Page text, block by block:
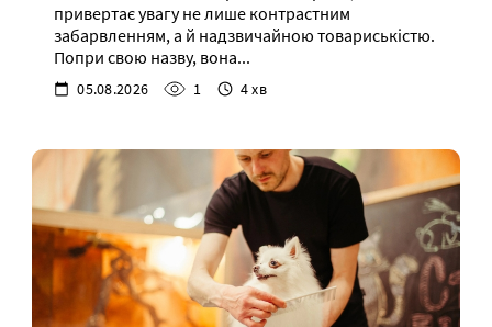
привертає увагу не лише контрастним
забарвленням, а й надзвичайною товариськістю.
Попри свою назву, вона...
05.08.2026 1 4 хв